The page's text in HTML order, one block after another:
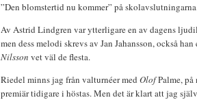
”Den blomstertid nu kommer” på
Av Astrid Lindgren var ytterligare en av dagens
men dess melodi skrevs av Jan Jahansson, också
Nilsson vet väl de flesta.
Riedel minns jag från valturnéer med OlofPalme, på
premiär tidigare i höstas. Men det är klart att jag